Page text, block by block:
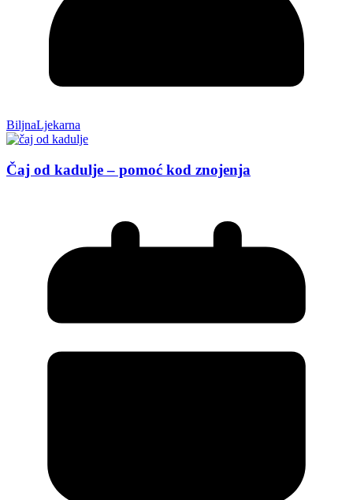
BiljnaLjekarna
Čaj od kadulje – pomoć kod znojenja